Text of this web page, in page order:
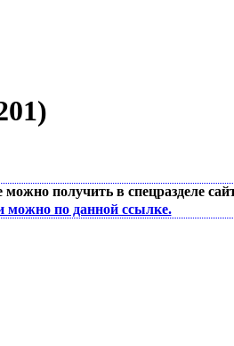
Королёв, Балашиха,
СПЗ-4, NECTECH, KG,
)
получить в спецразделе
можно по данной ссылке.